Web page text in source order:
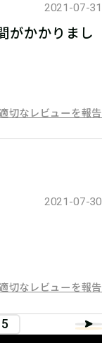
2021-07-31
がかかりまし
切なレビューを報告
2021-07-30
切なレビューを報告
5